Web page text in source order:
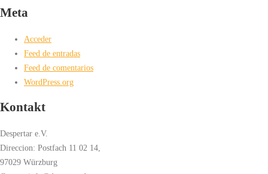
Meta
Acceder
Feed de entradas
Feed de comentarios
WordPress.org
Kontakt
Despertar e.V.
Direccion: Postfach 11 02 14,
97029 Würzburg